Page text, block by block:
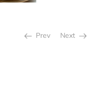
Prev Next